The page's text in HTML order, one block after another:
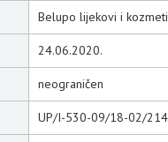
Belupo lijekovi i
24.06.2020.
neograničen
UP/I-530-09/18-02/214